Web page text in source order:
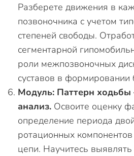
Разберете движения в
позвоночника с учетом
степеней свободы.
сегментарной
роли межпозвоночных
суставов в формировании
Модуль: Паттерн
анализ. Освоите оценку
определение периода
ротационных
цепи. Научитесь